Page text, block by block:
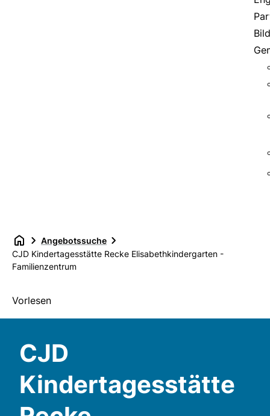
Angebotssuche
CJD Kindertagesstätte Recke Elisabethkindergarten -
Familienzentrum
Vorlesen
CJD
Kindertagesstätte